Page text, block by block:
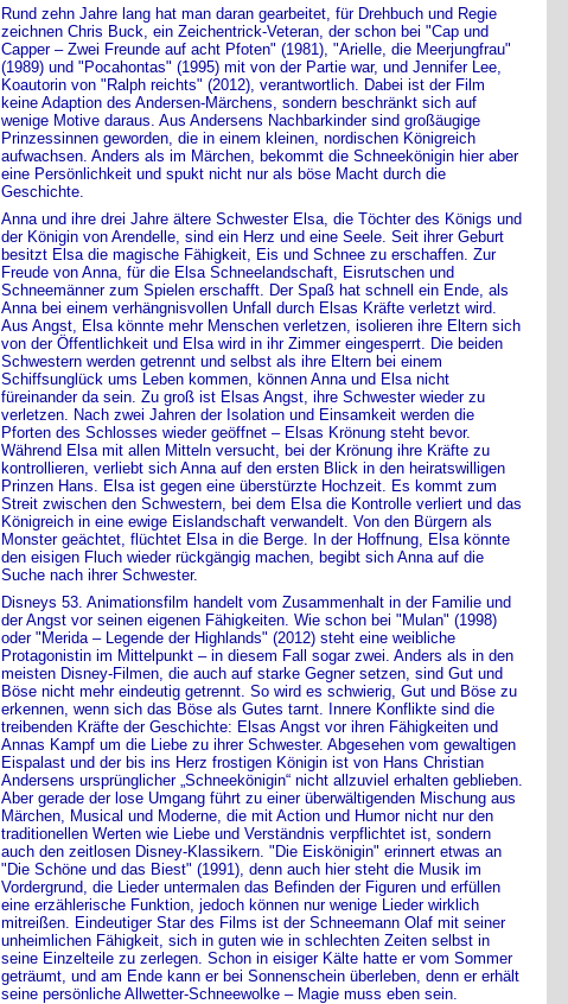
Rund zehn Jahre lang hat man daran gearbeitet, für Drehbuch und Regie
zeichnen Chris Buck, ein Zeichentrick-Veteran, der schon bei "Cap und
Capper – Zwei Freunde auf acht Pfoten" (1981), "Arielle, die Meerjungfrau"
(1989) und "Pocahontas" (1995) mit von der Partie war, und Jennifer Lee,
Koautorin von "Ralph reichts" (2012), verantwortlich. Dabei ist der Film
keine Adaption des Andersen-Märchens, sondern beschränkt sich auf
wenige Motive daraus. Aus Andersens Nachbarkinder sind großäugige
Prinzessinnen geworden, die in einem kleinen, nordischen Königreich
aufwachsen. Anders als im Märchen, bekommt die Schneekönigin hier aber
eine Persönlichkeit und spukt nicht nur als böse Macht durch die
Geschichte.
Anna und ihre drei Jahre ältere Schwester Elsa, die Töchter des Königs und
der Königin von Arendelle, sind ein Herz und eine Seele. Seit ihrer Geburt
besitzt Elsa die magische Fähigkeit, Eis und Schnee zu erschaffen. Zur
Freude von Anna, für die Elsa Schneelandschaft, Eisrutschen und
Schneemänner zum Spielen erschafft. Der Spaß hat schnell ein Ende, als
Anna bei einem verhängnisvollen Unfall durch Elsas Kräfte verletzt wird.
Aus Angst, Elsa könnte mehr Menschen verletzen, isolieren ihre Eltern sich
von der Öffentlichkeit und Elsa wird in ihr Zimmer eingesperrt. Die beiden
Schwestern werden getrennt und selbst als ihre Eltern bei einem
Schiffsunglück ums Leben kommen, können Anna und Elsa nicht
füreinander da sein. Zu groß ist Elsas Angst, ihre Schwester wieder zu
verletzen. Nach zwei Jahren der Isolation und Einsamkeit werden die
Pforten des Schlosses wieder geöffnet – Elsas Krönung steht bevor.
Während Elsa mit allen Mitteln versucht, bei der Krönung ihre Kräfte zu
kontrollieren, verliebt sich Anna auf den ersten Blick in den heiratswilligen
Prinzen Hans. Elsa ist gegen eine überstürzte Hochzeit. Es kommt zum
Streit zwischen den Schwestern, bei dem Elsa die Kontrolle verliert und das
Königreich in eine ewige Eislandschaft verwandelt. Von den Bürgern als
Monster geächtet, flüchtet Elsa in die Berge. In der Hoffnung, Elsa könnte
den eisigen Fluch wieder rückgängig machen, begibt sich Anna auf die
Suche nach ihrer Schwester.
Disneys 53. Animationsfilm handelt vom Zusammenhalt in der Familie und
der Angst vor seinen eigenen Fähigkeiten. Wie schon bei "Mulan" (1998)
oder "Merida – Legende der Highlands" (2012) steht eine weibliche
Protagonistin im Mittelpunkt – in diesem Fall sogar zwei. Anders als in den
meisten Disney-Filmen, die auch auf starke Gegner setzen, sind Gut und
Böse nicht mehr eindeutig getrennt. So wird es schwierig, Gut und Böse zu
erkennen, wenn sich das Böse als Gutes tarnt. Innere Konflikte sind die
treibenden Kräfte der Geschichte: Elsas Angst vor ihren Fähigkeiten und
Annas Kampf um die Liebe zu ihrer Schwester. Abgesehen vom gewaltigen
Eispalast und der bis ins Herz frostigen Königin ist von Hans Christian
Andersens ursprünglicher „Schneekönigin“ nicht allzuviel erhalten geblieben.
Aber gerade der lose Umgang führt zu einer überwältigenden Mischung aus
Märchen, Musical und Moderne, die mit Action und Humor nicht nur den
traditionellen Werten wie Liebe und Verständnis verpflichtet ist, sondern
auch den zeitlosen Disney-Klassikern. "Die Eiskönigin" erinnert etwas an
"Die Schöne und das Biest" (1991), denn auch hier steht die Musik im
Vordergrund, die Lieder untermalen das Befinden der Figuren und erfüllen
eine erzählerische Funktion, jedoch können nur wenige Lieder wirklich
mitreißen. Eindeutiger Star des Films ist der Schneemann Olaf mit seiner
unheimlichen Fähigkeit, sich in guten wie in schlechten Zeiten selbst in
seine Einzelteile zu zerlegen. Schon in eisiger Kälte hatte er vom Sommer
geträumt, und am Ende kann er bei Sonnenschein überleben, denn er erhält
seine persönliche Allwetter-Schneewolke – Magie muss eben sein.